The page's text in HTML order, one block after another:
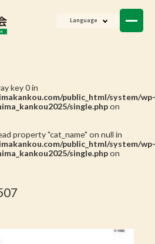
Language
key 0 in
public_html/system/wp-
single.phpon
property "cat_name" on null in
public_html/system/wp-
single.phpon